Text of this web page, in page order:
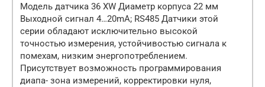
Модель датчика 36 XW Диаметр корпуса 22 мм
Выходной сигнал 4…20mA; RS485 Датчики этой
серии обладают исключительно высокой
точностью измерения, устойчивостью сигнала к
помехам, низким энергопотреблением.
Присутствует возможность программирования
диапа- зона измерений, корректировки нуля,